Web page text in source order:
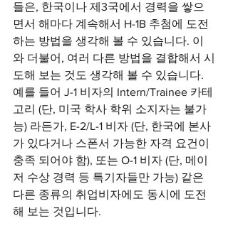
들은, 한국이나 제3국에서 경력을 쌓으
면서 해마다 계속해서 H-1B 추첨에 도전
하는 방법을 생각해 볼 수 있습니다. 이
와 더불어, 여러 다른 방법을 결합해서 시
도해 보는 것도 생각해 볼 수 있습니다.
예를 들어 J-1 비자의 Intern/Trainee 카테
고리 (단, 미국 학사 학위 소지자는 불가
능) 라든가, E-2/L-1 비자 (단, 한국에 본사
가 있다거나 스폰서 가능한 자격 요건이
충족 되어야 함), 또는 O-1 비자 (단, 메이
저 수상 경력 등 특기자들만 가능) 같은
다른 종류의 취업비자에도 동시에 도전
해 보는 것입니다.